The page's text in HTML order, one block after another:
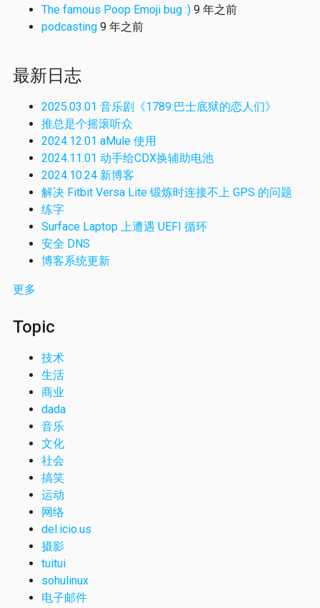
The famous Poop Emoji bug :) 9 年之前
podcasting 9 年之前
最新日志
2025.03.01 音乐剧《1789:巴士底狱的恋人们》
推总是个摇滚听众
2024.12.01 aMule 使用
2024.11.01 动手给CDX换辅助电池
2024.10.24 新博客
解决 Fitbit Versa Lite 锻炼时连接不上 GPS 的问题
练字
Surface Laptop 上遭遇 UEFI 循环
安全 DNS
博客系统更新
更多
Topic
技术
生活
商业
dada
音乐
文化
社会
搞笑
运动
网络
del.icio.us
摄影
tuitui
sohulinux
电子邮件